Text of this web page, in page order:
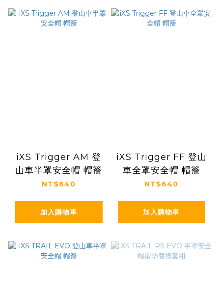
iXS Trigger AM 登
山車半罩安全帽 帽簷
NT$640
加入購物車
iXS Trigger FF 登山
車全罩安全帽 帽簷
NT$640
加入購物車